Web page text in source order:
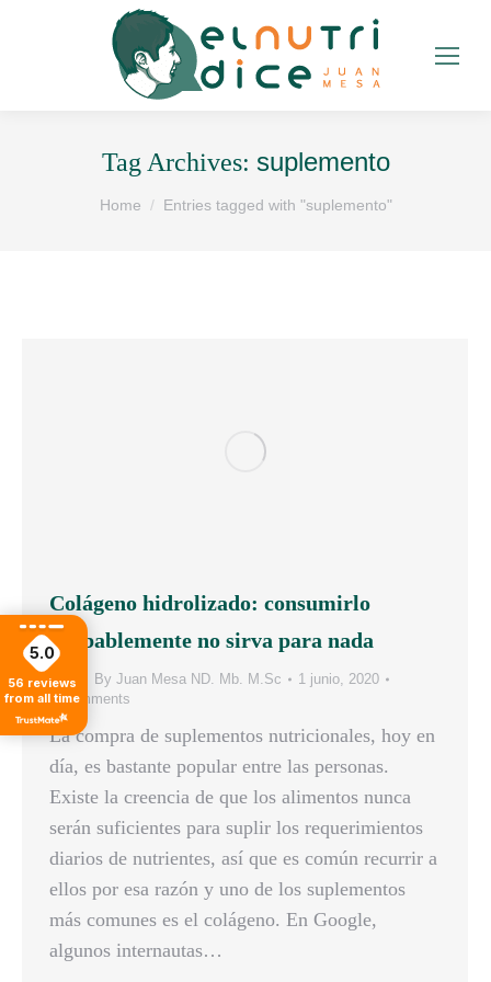
Tag Archives: suplemento
You are here:
Home Entries tagged with "suplemento"
Colágeno hidrolizado: consumirlo
probablemente no sirva para nada
Blog By Juan Mesa ND. Mb. M.Sc
1 junio, 2020
6 Comments
La compra de suplementos nutricionales, hoy en
día, es bastante popular entre las personas.
Existe la creencia de que los alimentos nunca
serán suficientes para suplir los requerimientos
diarios de nutrientes, así que es común recurrir a
ellos por esa razón y uno de los suplementos
más comunes es el colágeno. En Google,
algunos internautas…
5.0
56 reviews
from all time